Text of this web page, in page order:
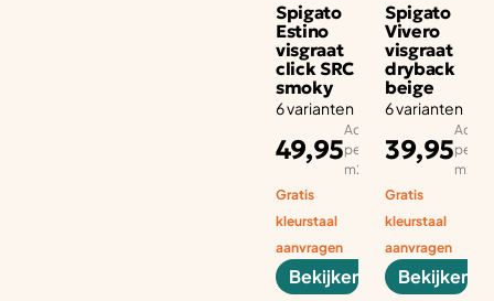
Spigato
Estino
visgraat
click SRC
smoky
6 varianten
49,95
Adviesprijs
per aantal
m2
Gratis
kleurstaal
aanvragen
Bekijken
Spigato
Vivero
visgraat
dryback
beige
6 varianten
39,95per
m2
Gratis
kleurstaal
aanvragen
Bekijken